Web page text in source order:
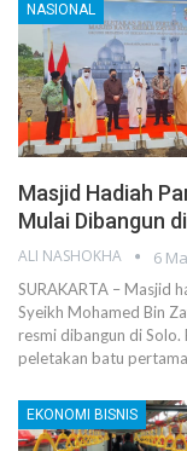
NASIONAL
Masjid Hadiah
Mulai Dibangun
ALI NASHOKHA 6
SURAKARTA – Masjid
Syeikh Mohamed Bin
resmi dibangun di
peletakan batu
EKONOMI BISNIS